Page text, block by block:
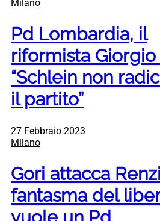
Milano
Pd Lombardia, il
riformista Giorgio
“Schlein non
il partito”
27 Febbraio 2023
Milano
Gori attacca
fantasma del